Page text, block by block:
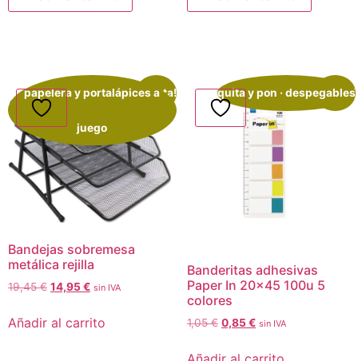
¡Oferta!
papelera y portalápices a
juego
Bandejas sobremesa
metálica rejilla
19,45€ 14,95€ sin IVA
Añadir al carrito
¡Oferta!
quita y pon · despegables
Banderitas adhesivas
Paper In 20×45 100u 5
colores
1,05€ 0,85€ sin IVA